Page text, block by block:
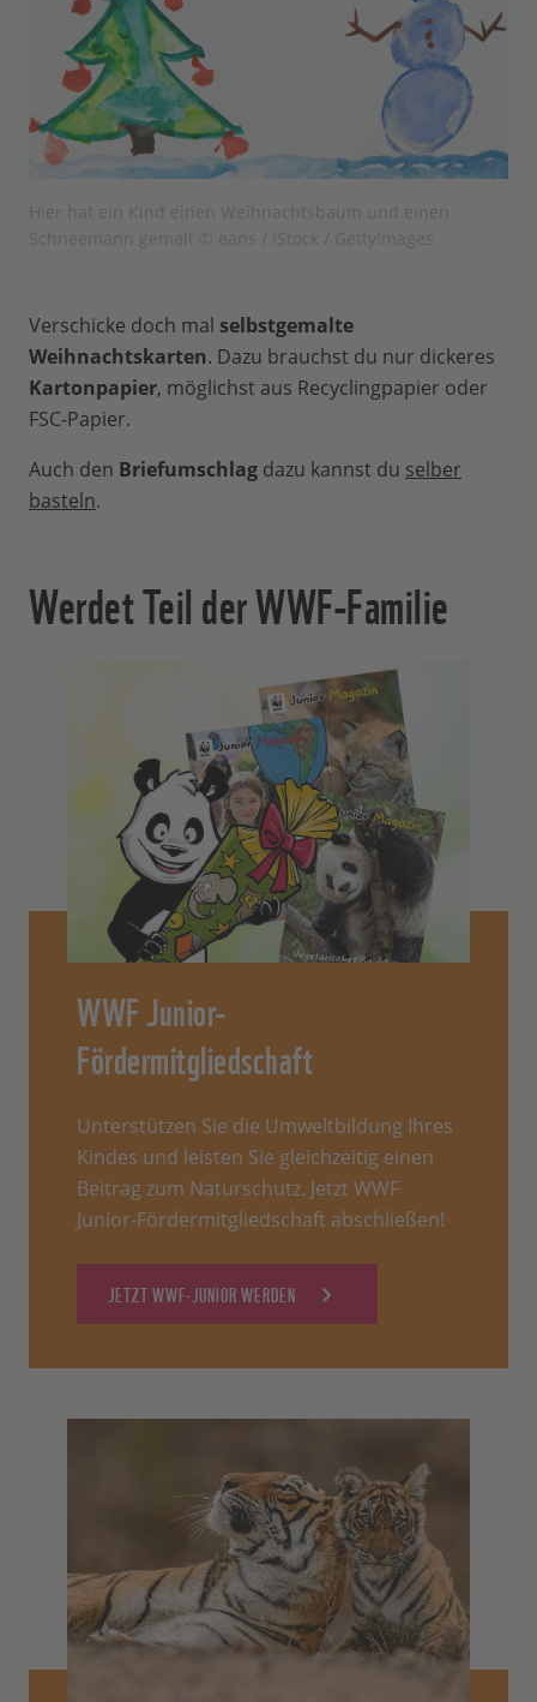
Verschicke doch mal selbstgemalte
Weihnachtskarten. Dazu brauchst du nur dickeres
Kartonpapier, möglichst aus Recyclingpapier oder
FSC-Papier.
Auch den Briefumschlag dazu kannst du selber
basteln.
Werdet Teil der WWF-Familie
WWF Junior-
Fördermitgliedschaft
Unterstützen Sie die Umweltbildung Ihres
Kindes und leisten Sie gleichzeitig einen
Beitrag zum Naturschutz. Jetzt WWF
Junior-Fördermitgliedschaft abschließen!
JETZT WWF-JUNIOR WERDEN